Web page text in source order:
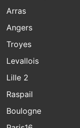
Arras
Angers
Troyes
Levallois
Lille 2
Raspail
Boulogne